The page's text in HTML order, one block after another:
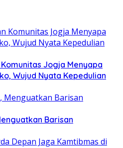
Jogja Menyapa
Wujud Nyata Kepedulian
Barisan